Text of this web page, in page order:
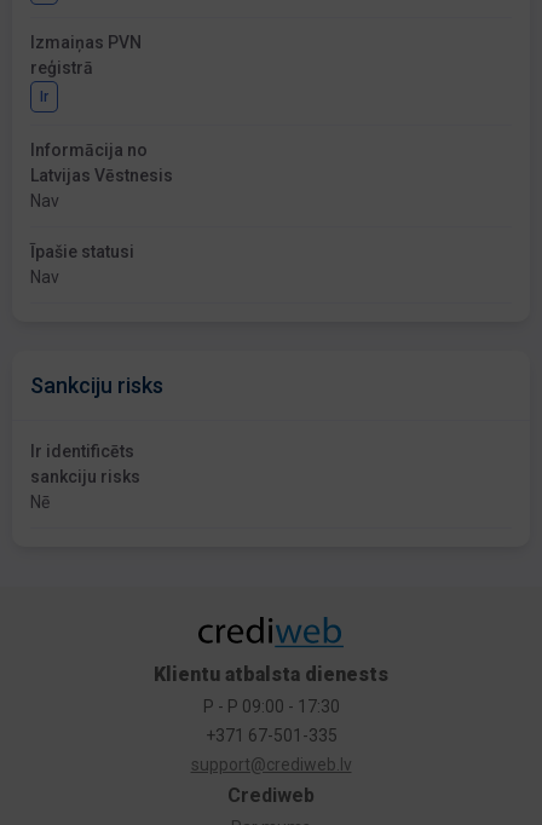
Izmaiņas PVN
reģistrā
Ir
Informācija no
Latvijas Vēstnesis
Nav
Īpašie statusi
Nav
Sankciju risks
Ir identificēts
sankciju risks
Nē
Crediweb
Klientu atbalsta dienests
P - P 09:00 - 17:30
+371 67-501-335
support@crediweb.lv